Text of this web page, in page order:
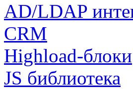
AD/LDAP
CRM
Highload-блоки
JS библиотека